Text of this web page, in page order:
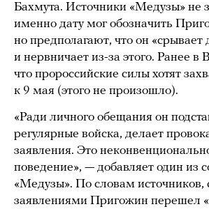
Бахмута. Источники «Медузы» не
именно дату мог обозначить
но предполагают, что он «срывает
и нервничает из-за этого. Ранее в
что пророссийские силы хотят
к 9 мая (этого не произошло).
«Ради личного обещания он
регулярные войска, делает
заявления. Это
поведение», — добавляет один из
«Медузы». По словам источников,
заявлениями Пригожин перешел